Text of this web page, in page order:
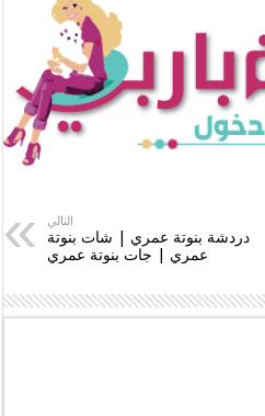
التالي
دردشة بنوتة عمري | شات بنوتة
عمري | جات بنوتة عمري